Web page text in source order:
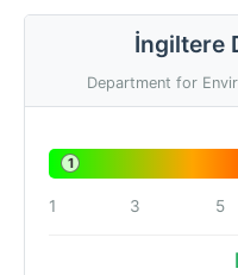
İngiltere
Department for
1
1 3 5